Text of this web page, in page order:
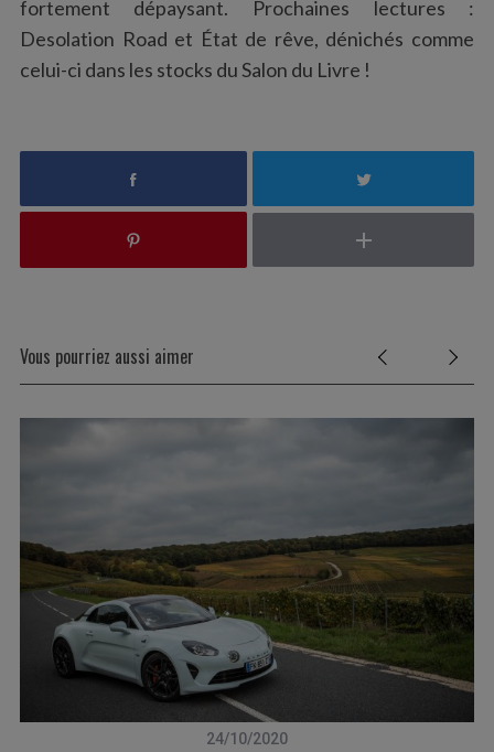
fortement dépaysant. Prochaines lectures :
Desolation Road et État de rêve, dénichés comme
celui-ci dans les stocks du Salon du Livre !
Vous pourriez aussi aimer
24/10/2020